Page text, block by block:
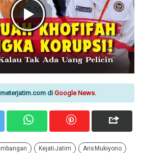
diGoogle News.
Kejati Jatim Aris Mukiyono